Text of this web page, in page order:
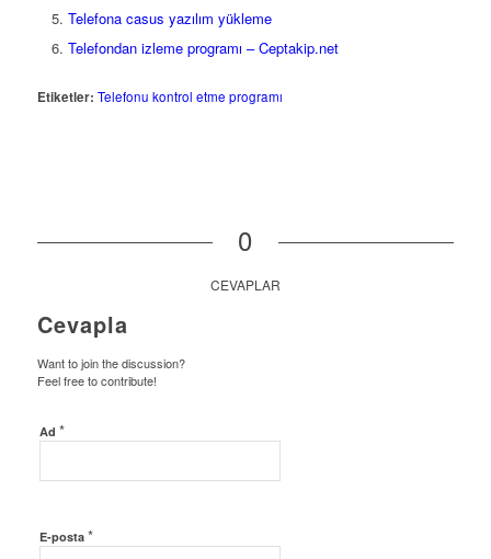
Telefona casus yazılım yükleme
Telefondan izleme programı – Ceptakip.net
Etiketler: Telefonu kontrol etme programı
0
CEVAPLAR
Cevapla
Want to join the discussion?
Feel free to contribute!
Ad *
E-posta *